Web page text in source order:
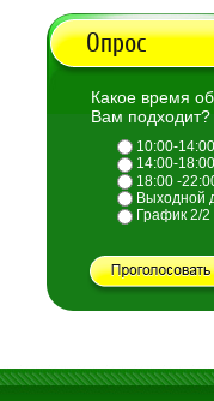
Опрос
Какое время
Вам подходит?
10:00-14:00
14:00-18:00
18:00 -
Выходной
График 2/2